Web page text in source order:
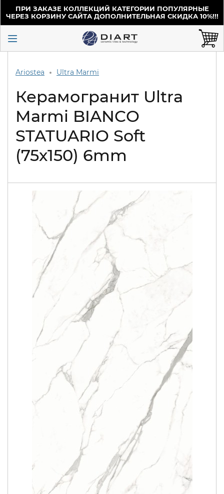
ПРИ ЗАКАЗЕ КОЛЛЕКЦИЙ КАТЕГОРИИ ПОПУЛЯРНЫЕ
ЧЕРЕЗ КОРЗИНУ САЙТА ДОПОЛНИТЕЛЬНАЯ СКИДКА 10%!!!
Ariostea Ultra Marmi
Керамогранит Ultra
Marmi BIANCO
STATUARIO Soft
(75х150) 6mm